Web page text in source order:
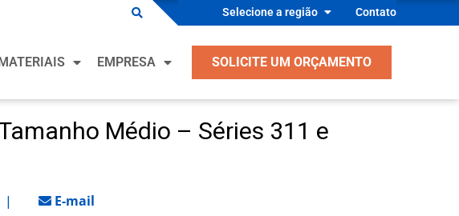
Mercados Industriais
Aquecimento, Ventilação, Ar Condicionado e
Fabricantes de Equipamentos de Processo
Selecione a região Contato
SOLICITE UM ORÇAMENTO
Soluções para OEM
Aquecimento, Ventilação, Ar Condicionado e
EMPRESA
Médio – Séries 311 e
| E-mail